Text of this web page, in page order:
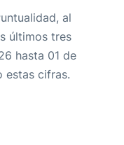
al
últimos tres
hasta 01 de
estas cifras.